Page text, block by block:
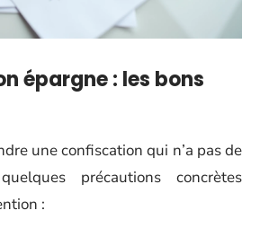
épargne : les bons
une confiscation qui n’a pas de
précautions concrètes
: